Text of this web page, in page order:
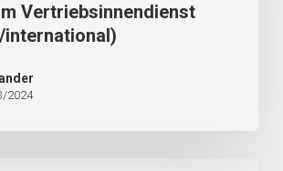
Vertriebsinnendienst
international)
2024